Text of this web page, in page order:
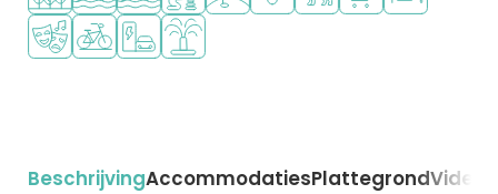
Animatieprogramma
Fietsverhuur
Laadpaal elektrische auto
Waterspeeltuin
BeschrijvingAccommodatiesPlattegrondVideo